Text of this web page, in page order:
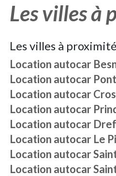
Les villes à
Les villes à
Location autocar
Location autocar
Location autocar
Location autocar
Location autocar
Location autocar Le
Location autocar
Location autocar